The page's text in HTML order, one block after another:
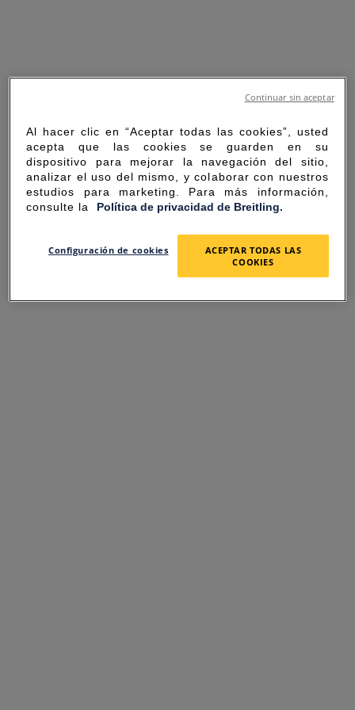
SORRY FOR THE
INCONVENIENCE
Al hacer clic en “Aceptar todas las cookies”, usted
acepta que las cookies se guarden en su
dispositivo para mejorar la navegación del sitio,
analizar el uso del mismo, y colaborar con nuestros
estudios para marketing. Para más información,
consulte la Política de privacidad de Breitling.
Configuración de cookies
ACEPTAR TODAS LAS
COOKIES
Continuar sin aceptar